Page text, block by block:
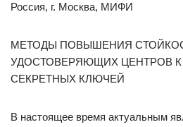
Россия, г. Москва, МИФИ
МЕТОДЫ ПОВЫШЕНИЯ
УДОСТОВЕРЯЮЩИХ ЦЕНТРОВ
СЕКРЕТНЫХ КЛЮЧЕЙ
В настоящее время актуальным